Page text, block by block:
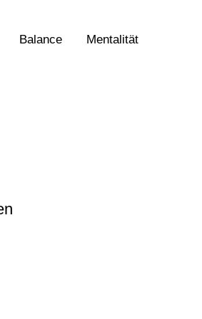
Balance Mentalität